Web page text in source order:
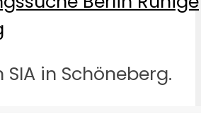
in Schöneberg.